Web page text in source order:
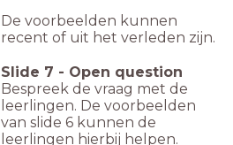
De voorbeelden kunnen
recent of uit het verleden zijn.
Slide 7 - Open question
Bespreek de vraag met de
leerlingen. De voorbeelden
van slide 6 kunnen de
leerlingen hierbij helpen.